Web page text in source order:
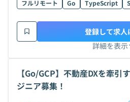
フルリモート Go TypeScript
詳細を表示
登録して求人
【Go/GCP】不動産DXを牽引
ジニア募集！